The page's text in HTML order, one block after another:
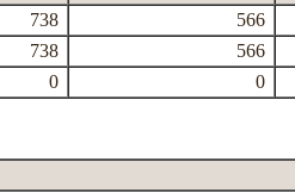
738 566
738 566
0 0